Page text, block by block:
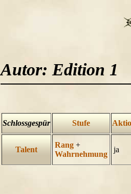
Autor: Edition 1
Schlossgespür Stufe
Talent
Rang +
Wahrnehmung
ja